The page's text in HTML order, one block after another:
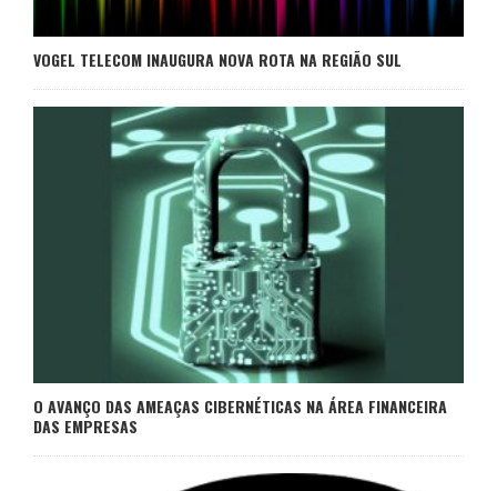
VOGEL TELECOM INAUGURA NOVA ROTA NA REGIÃO SUL
O AVANÇO DAS AMEAÇAS CIBERNÉTICAS NA ÁREA FINANCEIRA
DAS EMPRESAS